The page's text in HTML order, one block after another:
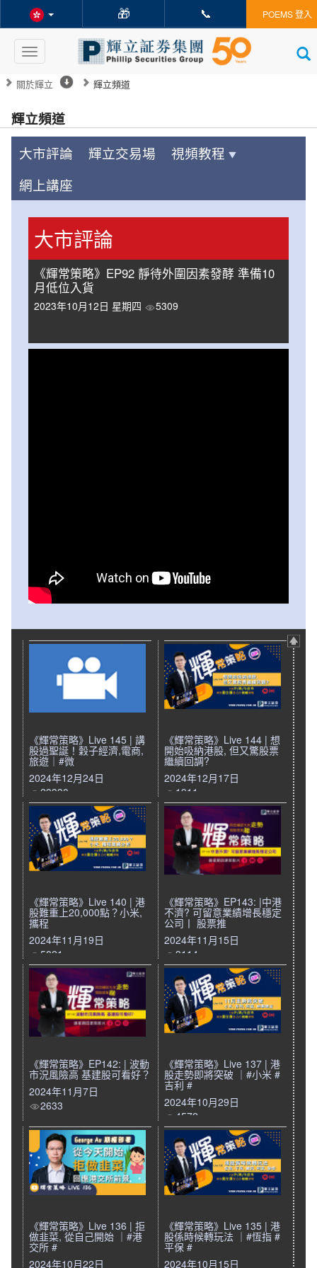
🎁 📞 POEMS 登入
Toggle
navigation
關於輝立 輝立頻道
輝立頻道
大市評論 輝立交易場
視頻教程
網上講座
大市評論
《輝常策略》EP92 靜待外圍因素發酵 準備10
月低位入貨
2023年10月12日 星期四 5309
《輝常策略》Live 145 | 講
股過聖誕！穀子經濟,電商,
旅遊｜#微
2024年12月24日
23330
《輝常策略》Live 144 | 想
開始吸納港股, 但又驚股票
繼續回調?
2024年12月17日
1911
《輝常策略》Live 140 | 港
股難重上20,000點？小米,
攜程
2024年11月19日
5821
《輝常策略》EP143: |中港
不濟? 可留意業績增長穩定
公司丨 股票推
2024年11月15日
3114
《輝常策略》EP142: | 波動
市況風險高 基建股可看好？
2024年11月7日
2633
《輝常策略》Live 137 | 港
股走勢即將突破 ｜#小米 #
吉利 #
2024年10月29日
4572
《輝常策略》Live 136 | 拒
做韭菜, 從自己開始 ｜#港
交所 #
2024年10月22日
《輝常策略》Live 135 | 港
股係時候轉玩法 ｜#恆指 #
平保 #
2024年10月15日